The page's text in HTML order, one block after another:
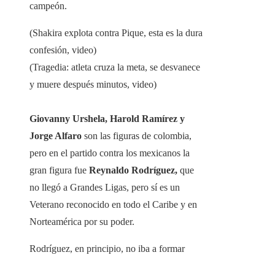
campeón.
(Shakira explota contra Pique, esta es la dura
confesión, video)
(Tragedia: atleta cruza la meta, se desvanece
y muere después minutos, video)
Giovanny Urshela, Harold Ramírez y
Jorge Alfaro son las figuras de colombia,
pero en el partido contra los mexicanos la
gran figura fue Reynaldo Rodríguez, que
no llegó a Grandes Ligas, pero sí es un
Veterano reconocido en todo el Caribe y en
Norteamérica por su poder.
Rodríguez, en principio, no iba a formar